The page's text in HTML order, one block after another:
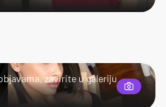
zavirite u galeriju